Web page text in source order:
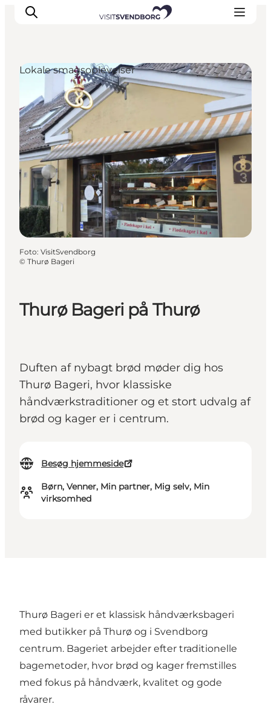
Oplev kultur & natur
Det sker i Svendborg
Spis og drik
handelsbyen Svendborg
Overnatning
Planlæg din tur
Thurø Bageri på Thurø
Duften af nybagt brød møder dig hos
Thurø Bageri, hvor klassiske
håndværkstraditioner og et stort udvalg af
brød og kager er i centrum.
Besøg hjemmeside
Børn, Venner, Min partner, Mig selv, Min
virksomhed
Lokale smagsoplevelser
Foto: VisitSvendborg
© Thurø Bageri
Thurø Bageri er et klassisk håndværksbageri
med butikker på Thurø og i Svendborg
centrum. Bageriet arbejder efter traditionelle
bagemetoder, hvor brød og kager fremstilles
med fokus på håndværk, kvalitet og gode
råvarer.